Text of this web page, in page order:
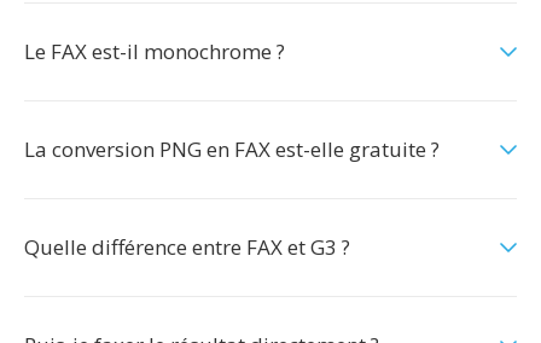
Le FAX est-il monochrome ?
La conversion PNG en FAX est-elle gratuite ?
Quelle différence entre FAX et G3 ?